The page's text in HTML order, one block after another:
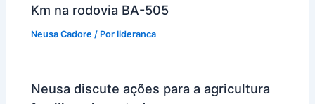
Km na rodovia BA-505
Neusa Cadore / Porlideranca
Neusa discute ações para a agricultura